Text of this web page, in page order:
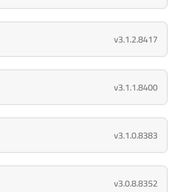
v3.1.2.8417
v3.1.1.8400
v3.1.0.8383
v3.0.8.8352